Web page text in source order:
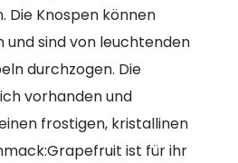
Die Knospen können
und sind von leuchtenden
durchzogen. Die
vorhanden und
frostigen, kristallinen
ist für ihr